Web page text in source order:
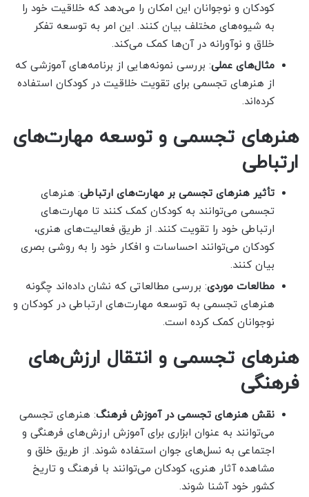
کودکان و نوجوانان این امکان را می‌دهد که خلاقیت خود را
به شیوه‌های مختلف بیان کنند. این امر به توسعه تفکر
خلاق و نوآورانه در آن‌ها کمک می‌کند.
مثال‌های عملی: بررسی نمونه‌هایی از برنامه‌های آموزشی که
از هنرهای تجسمی برای تقویت خلاقیت در کودکان استفاده
کرده‌اند.
هنرهای تجسمی و توسعه مهارت‌های
ارتباطی
تأثیر هنرهای تجسمی بر مهارت‌های ارتباطی: هنرهای
تجسمی می‌توانند به کودکان کمک کنند تا مهارت‌های
ارتباطی خود را تقویت کنند. از طریق فعالیت‌های هنری،
کودکان می‌توانند احساسات و افکار خود را به روشی بصری
بیان کنند.
مطالعات موردی: بررسی مطالعاتی که نشان داده‌اند چگونه
هنرهای تجسمی به توسعه مهارت‌های ارتباطی در کودکان و
نوجوانان کمک کرده است.
هنرهای تجسمی و انتقال ارزش‌های
فرهنگی
نقش هنرهای تجسمی در آموزش فرهنگ: هنرهای تجسمی
می‌توانند به عنوان ابزاری برای آموزش ارزش‌های فرهنگی و
اجتماعی به نسل‌های جوان استفاده شوند. از طریق خلق و
مشاهده آثار هنری، کودکان می‌توانند با فرهنگ و تاریخ
کشور خود آشنا شوند.